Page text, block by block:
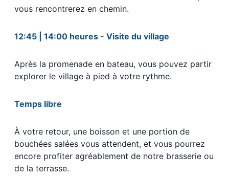
vous rencontrerez en chemin.
12:45 | 14:00 heures - Visite du village
Après la promenade en bateau, vous pouvez partir
explorer le village à pied à votre rythme.
Temps libre
À votre retour, une boisson et une portion de
bouchées salées vous attendent, et vous pourrez
encore profiter agréablement de notre brasserie ou
de la terrasse.